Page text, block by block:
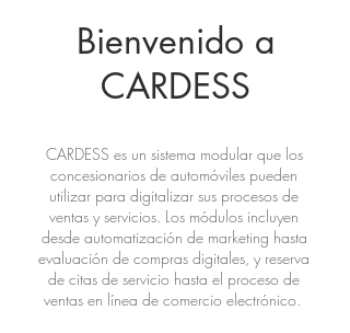
Bienvenido a
CARDESS
CARDESS es un sistema modular que los
concesionarios de automóviles pueden
utilizar para digitalizar sus procesos de
ventas y servicios. Los módulos incluyen
desde automatización de marketing hasta
evaluación de compras digitales, y reserva
de citas de servicio hasta el proceso de
ventas en línea de comercio electrónico.